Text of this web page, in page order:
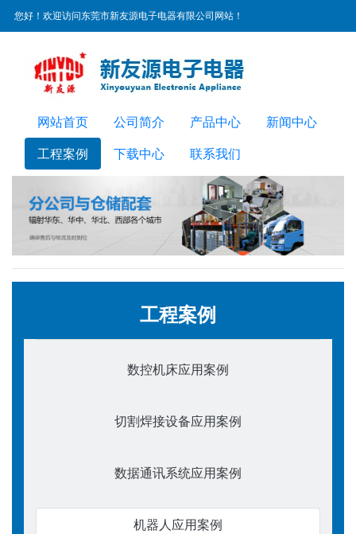
您好！欢迎访问东莞市新友源电子电器有限公司网站！
服务热线：
网站首页 公司简介 产品中心
新闻中心
工程案例
下载中心 联系我们
工程案例
数控机床应用案例
切割焊接设备应用案例
数据通讯系统应用案例
机器人应用案例